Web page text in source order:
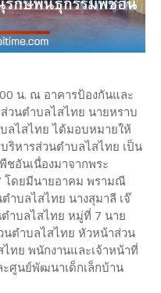
น. ณ อาคารป้องกันและ
วนตำบลไสไทย นายหราบ
ลไสไทย ได้มอบหมายให้
ริหารส่วนตำบลไสไทย เป็น
ชอันเนื่องมาจากพระ
โดยมีนายอาคม พรามณี
ำบลไสไทย นางสุมาลี เจ๊
ำบลไสไทย หมู่ที่ 7 นาย
นตำบลไสไทย หัวหน้าส่วน
ทย พนักงานและเจ้าหน้าที่
ศูนย์พัฒนาเด็กเล็กบ้าน